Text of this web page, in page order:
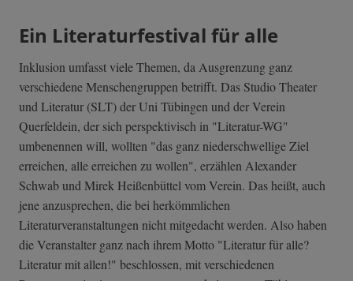
Ein Literaturfestival für alle
Inklusion umfasst viele Themen, da Ausgrenzung ganz
verschiedene Menschengruppen betrifft. Das Studio Theater
und Literatur (SLT) der Uni Tübingen und der Verein
Querfeldein, der sich perspektivisch in "Literatur-WG"
umbenennen will, wollten "das ganz niederschwellige Ziel
erreichen, alle erreichen zu wollen", erzählen Alexander
Schwab und Mirek Heißenbüttel vom Verein. Das heißt, auch
jene anzusprechen, die bei herkömmlichen
Literaturveranstaltungen nicht mitgedacht werden. Also haben
die Veranstalter ganz nach ihrem Motto "Literatur für alle?
Literatur mit allen!" beschlossen, mit verschiedenen